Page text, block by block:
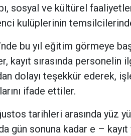
sosyal ve kültürel
kulüplerinin
bu yıl eğitim görmeye
kayıt sırasında personelin
dolayı teşekkür ederek,
ifade ettiler.
tarihleri arasında yüz
gün sonuna kadar e –